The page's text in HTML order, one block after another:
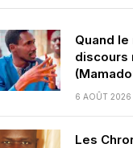
Quand le
discours
6 AOÛT 2026
Les